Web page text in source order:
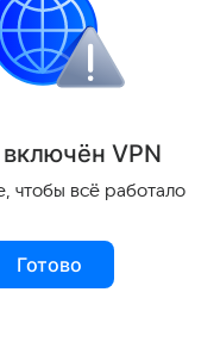
к идеалу может
часто страдают
то не так», они то
включён VPN
чтобы всё работало
Готово